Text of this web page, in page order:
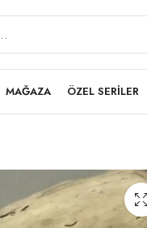
MAĞAZA ÖZEL SERİLER